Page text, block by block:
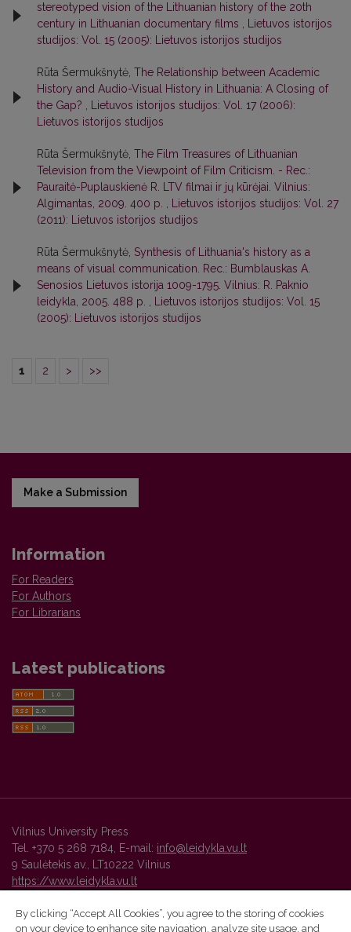
stereotyped vision of the Lithuanian history of the 20th
century in Lithuanian documentary films
Lietuvos istorijos
studijos: Vol. 15 (2005): Lietuvos istorijos studijos
Rūta Šermukšnytė, The Relationship between Academic
History and Audio-Visual History in Lithuania: A Closing of
the Gap?
Lietuvos istorijos studijos: Vol. 17 (2006):
Lietuvos istorijos studijos
Rūta Šermukšnytė, The Film Treasures of Lithuanian
Television from the Viewpoint of Film Criticism. - Rec.:
Pauraitė-Puplauskienė R. LTV filmai ir jų kūrėjai. Vilnius:
Algimantas, 2009. 400 p.
Lietuvos istorijos studijos: Vol. 27
(2011): Lietuvos istorijos studijos
Rūta Šermukšnytė, Synthesis of Lithuania's history as a
means of visual communication. Rec.: Bumblauskas A.
Senosios Lietuvos istorija 1009-1795. Vilnius: R. Paknio
leidykla, 2005. 488 p.
Lietuvos istorijos studijos: Vol. 15
(2005): Lietuvos istorijos studijos
1 2 > >>
Make a Submission
Information
For Readers
For Authors
For Librarians
Latest publications
Vilnius University Press
Tel. +370 5 268 7184, E-mail: info@leidykla.vu.lt
9 Saulėtekis av., LT10222 Vilnius
https://www.leidykla.vu.lt
By clicking “Accept All Cookies”, you agree to the storing of cookies
on your device to enhance site navigation, analyze site usage, and